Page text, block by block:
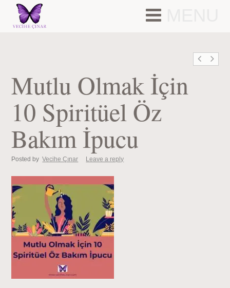
MENU
Mutlu Olmak İçin
10 Spiritüel Öz
Bakım İpucu
Posted by Vecihe Çınar Leave a reply